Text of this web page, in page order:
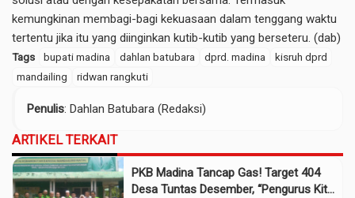
kemungkinan membagi-bagi kekuasaan dalam tenggang waktu
tertentu jika itu yang diinginkan kutib-kutib yang berseteru. (dab)
Tags bupati madina dahlan batubara dprd. madina
kisruh dprd
mandailing
ridwan rangkuti
Penulis: Dahlan Batubara (Redaksi)
ARTIKEL TERKAIT
PKB Madina Tancap Gas! Target 404
Desa Tuntas Desember, “Pengurus Kita